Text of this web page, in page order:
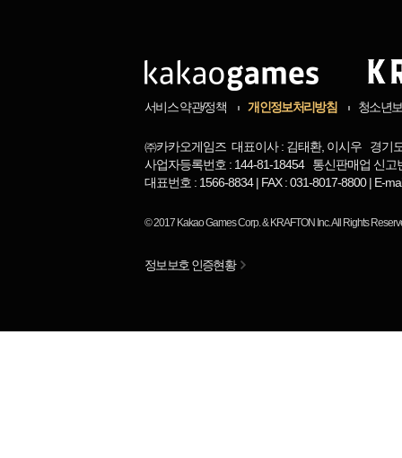
서비스 약관/정책 개인정보처리방침 청소년
㈜카카오게임즈 대표이사 : 김태환, 이시우 경기
사업자등록번호 : 144-81-18454 통신판매업 신고
대표번호 : 1566-8834 | FAX : 031-8017-8800 | E-
© 2017 Kakao Games Corp.& KRAFTON Inc.All Rights
정보보호 인증현황